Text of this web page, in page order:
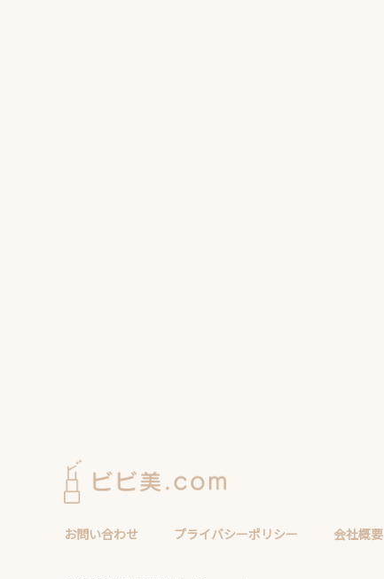
お問い合わせ プライバシーポリシー 会社概要